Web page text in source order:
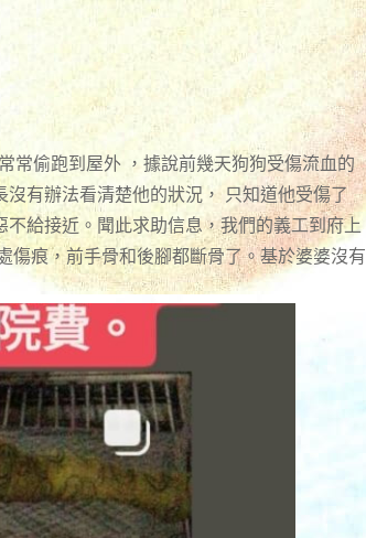
常偷跑到屋外 ，據說前幾天狗狗受傷流血的
有辦法看清楚他的狀況， 只知道他受傷了
給接近。聞此求助信息，我們的義工到府上
傷痕，前手骨和後腳都斷骨了。基於婆婆沒有